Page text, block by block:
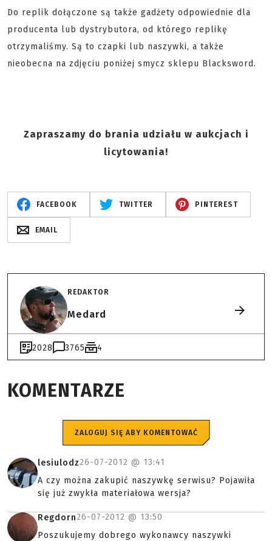
Do replik dołączone są także gadżety odpowiednie dla
producenta lub dystrybutora, od którego replikę
otrzymaliśmy. Są to czapki lub naszywki, a także
nieobecna na zdjęciu poniżej smycz sklepu Blacksword.
Zapraszamy do brania udziału w aukcjach i
licytowania!
FACEBOOK TWITTER PINTEREST
EMAIL
REDAKTOR
Medard
2028 3765 4
KOMENTARZE
ZALOGUJ SIĘ ABY KOMENTOWAĆ
lesiulodz26-07-2012 @ 13:41
A czy można zakupić naszywkę serwisu? Pojawiła
się już zwykła materiałowa wersja?
Regdorn26-07-2012 @ 13:50
Poszukujemy dobrego wykonawcy naszywki